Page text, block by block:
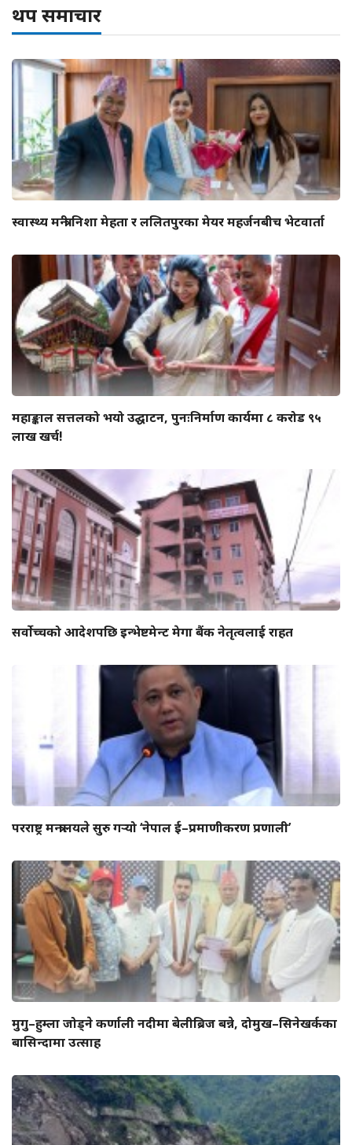
थप समाचार
स्वास्थ्य मन्त्री निशा मेहता र ललितपुरका मेयर महर्जनबीच भेटवार्ता
महाङ्काल सत्तलको भयो उद्घाटन, पुनःनिर्माण कार्यमा ८ करोड ९५
लाख खर्च!
सर्वोच्चको आदेशपछि इन्भेष्टमेन्ट मेगा बैंक नेतृत्वलाई राहत
परराष्ट्र मन्त्रालयले सुरु गर्‍यो ‘नेपाल ई–प्रमाणीकरण प्रणाली’
मुगु–हुम्ला जोड्ने कर्णाली नदीमा बेलीब्रिज बन्ने, दोमुख–सिनेखर्कका
बासिन्दामा उत्साह